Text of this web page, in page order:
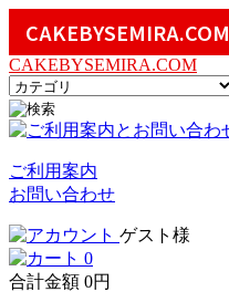
CAKEBYSEMIRA.COM
CAKEBYSEMIRA.COM
ご利用案内
お問い合わせ
ゲスト様
0
合計金額 0円